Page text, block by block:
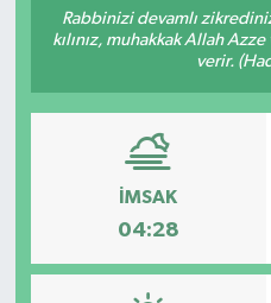
Rabbinizi devamlı
kılınız, muhakkak Allah
verir.
İMSAK
04:28